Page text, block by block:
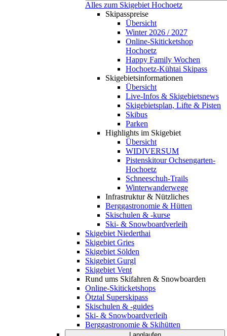
Alles zum Skigebiet Hochoetz
Skipasspreise
Übersicht
Winter 2026 / 2027
Online-Skiticketshop
Hochoetz
Happy Family Wochen
Hochoetz-Kühtai Skipass
Skigebietsinformationen
Übersicht
Live-Infos & Skigebietsnews
Skigebietsplan, Lifte & Pisten
Skibus
Parken
Highlights im Skigebiet
Übersicht
WIDIVERSUM
Pistenskitour Ochsengarten-
Hochoetz
Schneeschuh-Trails
Winterwanderwege
Infrastruktur & Nützliches
Berggastronomie & Hütten
Skischulen & -kurse
Ski- & Snowboardverleih
Skigebiet Niederthai
Skigebiet Gries
Skigebiet Sölden
Skigebiet Gurgl
Skigebiet Vent
Rund ums Skifahren & Snowboarden
Online-Skiticketshops
Ötztal Superskipass
Skischulen & -guides
Ski- & Snowboardverleih
Berggastronomie & Skihütten